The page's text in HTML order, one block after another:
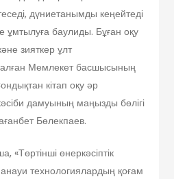
дүниетанымды кеңейтеді
ұмтылуға баулиды. Бұған оқу
зияткер ұлт
Мемлекет басшысының
кітап оқу әр
дамуының маңызды бөлігі
Бөлекпаев.
«Төртінші өнеркәсіптік
технологиялардың қоғам